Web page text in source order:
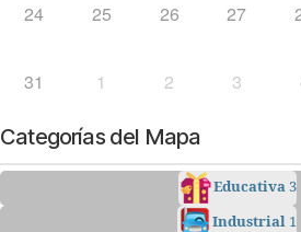
24 25 26 27
31 1 2 3
Categorías del Mapa
Educativa3
Industrial 1